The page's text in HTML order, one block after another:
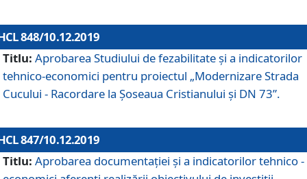
848/10.12.2019
Titlu: Aprobarea Studiului de fezabilitate şi a indicatorilor
tehnico-economici pentru proiectul „Modernizare Strada
Cucului - Racordare la Șoseaua Cristianului și DN 73”.
847/10.12.2019
Titlu: Aprobarea documentației și a indicatorilor tehnico -